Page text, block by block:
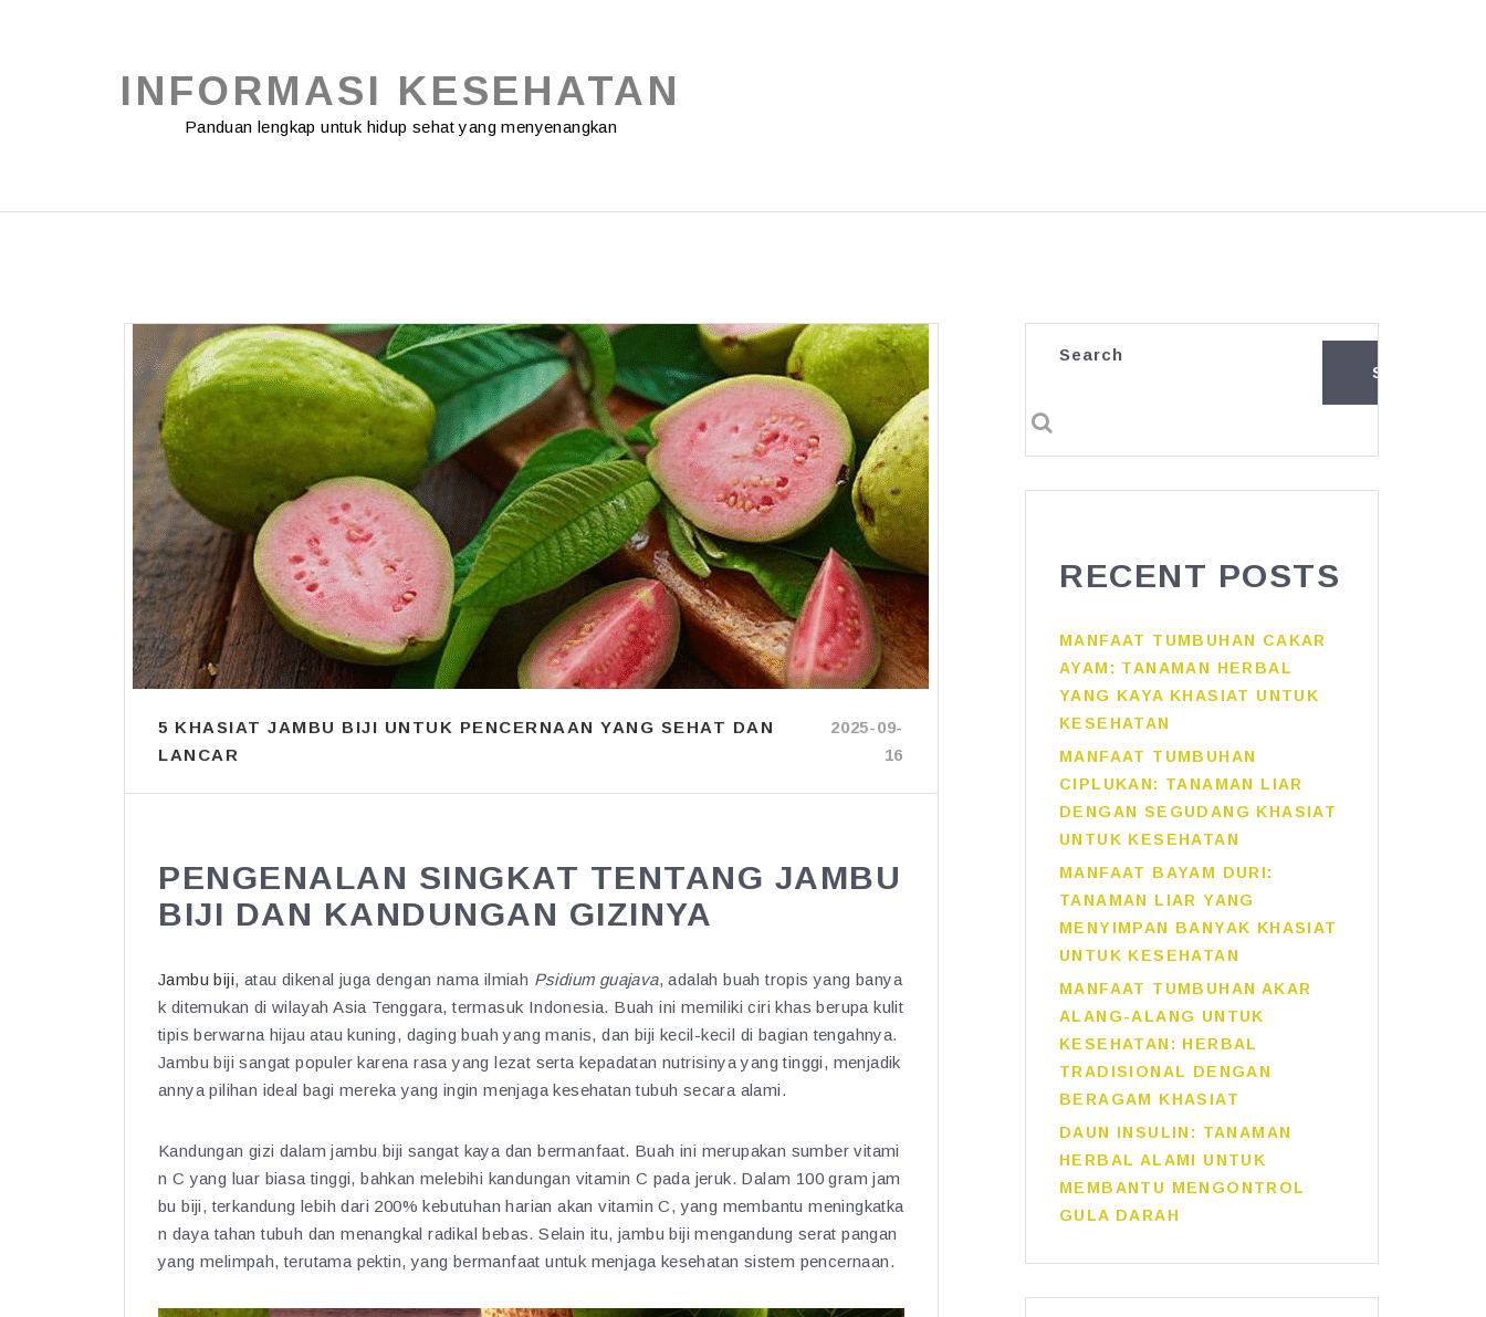
INFORMASI KESEHATAN
Panduan lengkap untuk hidup sehat yang menyenangkan
5 KHASIAT JAMBU BIJI UNTUK PENCERNAAN YANG SEHAT DAN
LANCAR
2025-09-
16
PENGENALAN SINGKAT TENTANG JAMBU
BIJI DAN KANDUNGAN GIZINYA
Jambu biji, atau dikenal juga dengan nama ilmiah Psidium guajava, adalah buah tropis yang banya
k ditemukan di wilayah Asia Tenggara, termasuk Indonesia. Buah ini memiliki ciri khas berupa kulit
tipis berwarna hijau atau kuning, daging buah yang manis, dan biji kecil-kecil di bagian tengahnya.
Jambu biji sangat populer karena rasa yang lezat serta kepadatan nutrisinya yang tinggi, menjadik
annya pilihan ideal bagi mereka yang ingin menjaga kesehatan tubuh secara alami.
Kandungan gizi dalam jambu biji sangat kaya dan bermanfaat. Buah ini merupakan sumber vitami
n C yang luar biasa tinggi, bahkan melebihi kandungan vitamin C pada jeruk. Dalam 100 gram jam
bu biji, terkandung lebih dari 200% kebutuhan harian akan vitamin C, yang membantu meningkatka
n daya tahan tubuh dan menangkal radikal bebas. Selain itu, jambu biji mengandung serat pangan
yang melimpah, terutama pektin, yang bermanfaat untuk menjaga kesehatan sistem pencernaan.
Search
SEARCH
RECENT POSTS
MANFAAT TUMBUHAN CAKAR
AYAM: TANAMAN HERBAL
YANG KAYA KHASIAT UNTUK
KESEHATAN
MANFAAT TUMBUHAN
CIPLUKAN: TANAMAN LIAR
DENGAN SEGUDANG KHASIAT
UNTUK KESEHATAN
MANFAAT BAYAM DURI:
TANAMAN LIAR YANG
MENYIMPAN BANYAK KHASIAT
UNTUK KESEHATAN
MANFAAT TUMBUHAN AKAR
ALANG-ALANG UNTUK
KESEHATAN: HERBAL
TRADISIONAL DENGAN
BERAGAM KHASIAT
DAUN INSULIN: TANAMAN
HERBAL ALAMI UNTUK
MEMBANTU MENGONTROL
GULA DARAH